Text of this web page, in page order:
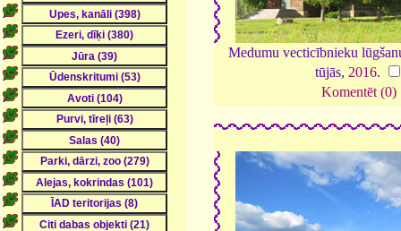
Medumu vecticībnieku
tūjās, 2016.
Komentēt (0)